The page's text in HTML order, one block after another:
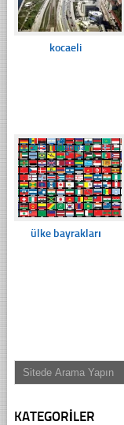
kocaeli
☐213 Tıklanma
ülke bayrakları
KATEGORILER